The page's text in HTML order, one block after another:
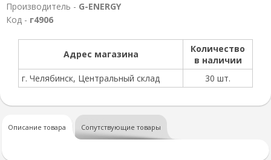
Производитель - G-ENERGY
Код - г4906
Адрес магазина
Количество
в наличии
г. Челябинск, Центральный склад
30 шт.
Описание товара Сопутствующие товары